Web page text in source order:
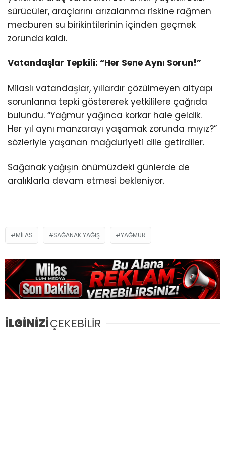
sürücüler, araçlarını arızalanma riskine rağmen
mecburen su birikintilerinin içinden geçmek
zorunda kaldı.
Vatandaşlar Tepkili: “Her Sene Aynı Sorun!”
Milaslı vatandaşlar, yıllardır çözülmeyen altyapı
sorunlarına tepki göstererek yetkililere çağrıda
bulundu. “Yağmur yağınca korkar hale geldik.
Her yıl aynı manzarayı yaşamak zorunda mıyız?”
sözleriyle yaşanan mağduriyeti dile getirdiler.
Sağanak yağışın önümüzdeki günlerde de
aralıklarla devam etmesi bekleniyor.
MILAS SAĞANAK YAĞIŞ YAĞMUR
İLGİNİZİÇEKEBİLİR